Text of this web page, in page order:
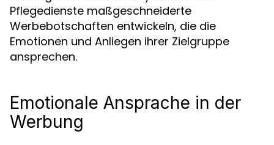
Pflegedienste maßgeschneiderte
Werbebotschaften entwickeln, die die
Emotionen und Anliegen ihrer Zielgruppe
ansprechen.
Emotionale Ansprache in der
Werbung